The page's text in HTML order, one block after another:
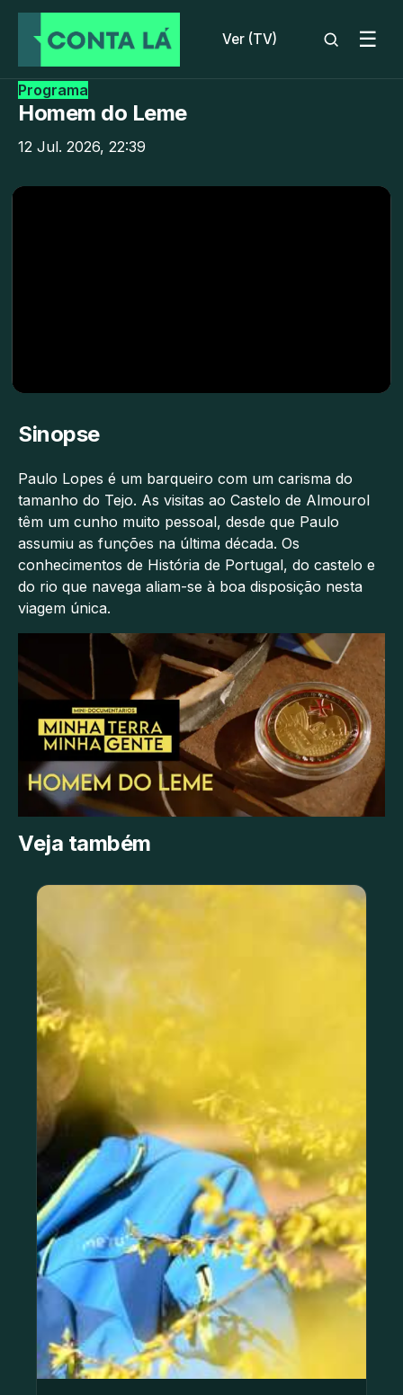
Ver (TV) ☰
Programa
Homem do Leme
12 Jul. 2026, 22:39
Sinopse
Paulo Lopes é um barqueiro com um carisma do
tamanho do Tejo. As visitas ao Castelo de Almourol
têm um cunho muito pessoal, desde que Paulo
assumiu as funções na última década. Os
conhecimentos de História de Portugal, do castelo e
do rio que navega aliam-se à boa disposição nesta
viagem única.
Veja também